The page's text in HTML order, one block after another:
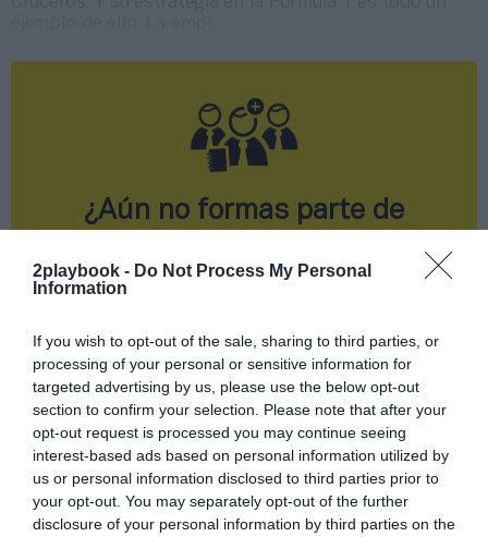
2playbook - Do Not Process My Personal
Information
If you wish to opt-out of the sale, sharing to third parties, or
processing of your personal or sensitive information for
targeted advertising by us, please use the below opt-out
section to confirm your selection. Please note that after your
opt-out request is processed you may continue seeing
interest-based ads based on personal information utilized by
us or personal information disclosed to third parties prior to
your opt-out. You may separately opt-out of the further
disclosure of your personal information by third parties on the
¿Aún no formas parte de
¡Hazte Socio o únete gratis como Simpatizante
¡Suscríbete! Inicia sesión
Compartir
Imprimir